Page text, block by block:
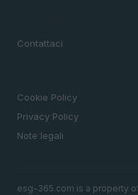
Contattaci
Cookie Policy
Privacy Policy
Note legali
esg-365.com is a property